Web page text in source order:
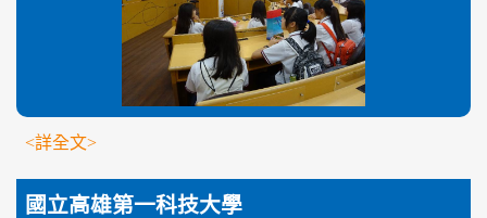
<詳全文>
國立高雄第一科技大學